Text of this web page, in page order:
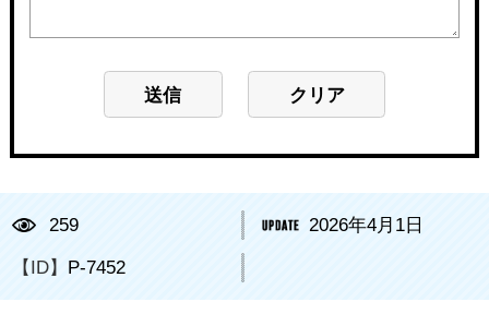
259 2026年4月1日
【ID】 P-7452